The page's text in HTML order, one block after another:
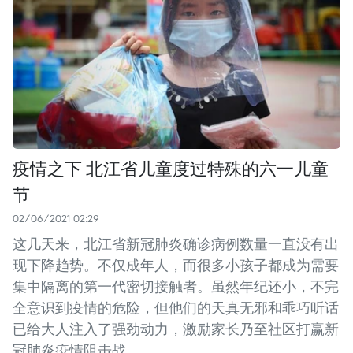
疫情之下 北江省儿童度过特殊的六一儿童
节
02/06/2021 02:29
这几天来，北江省新冠肺炎确诊病例数量一直没有出
现下降趋势。不仅成年人，而很多小孩子都成为需要
集中隔离的第一代密切接触者。虽然年纪还小，不完
全意识到疫情的危险，但他们的天真无邪和乖巧听话
已给大人注入了强劲动力，激励家长乃至社区打赢新